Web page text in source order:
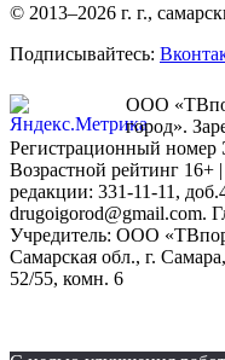
© 2013–2026 г. г.,
Подписывайтесь:
ООО
город».
Регистрационный
Возрастной рейтинг 16+
редакции: 331-11-11,
drugoigorod@gmail.com.
Учредитель: ООО
Самарская обл., г.
52/55, комн. 6